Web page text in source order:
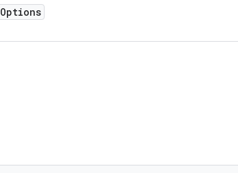
Options